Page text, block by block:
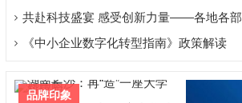
共赴科技盛宴 感受创新力量——各地各
彩宣传活动
《中小企业数字化转型指南》政策解读
品牌印象